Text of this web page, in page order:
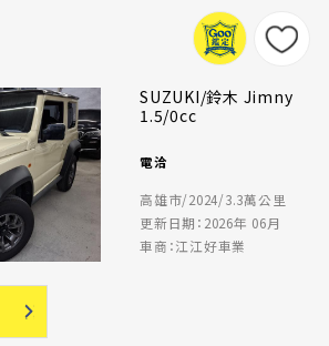
SUZUKI/鈴木 Jimny
1.5/0cc
電洽
高雄市/2024/3.3萬公里
更新日期：2026年 06月
車商：江江好車業